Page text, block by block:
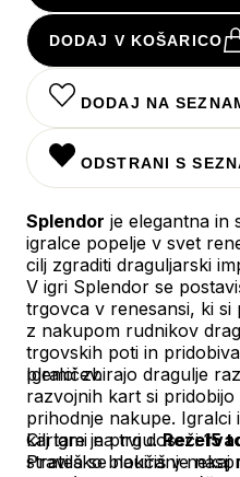
DODAJ V KOŠARICO
DODAJ NA
ODSTRANI S
Splendor je elegantna in
igralce popelje v svet
cilj zgraditi draguljarski
V igri Splendor se
trgovca v renesansi, ki si
z nakupom rudnikov
trgovskih poti in
plemičev.
Igralci zbirajo dragulje
razvojnih kart si
prihodnje nakupe. Igralci
kartami na trgu.
strateško blokiranje
Cilj igre je prvi doseči15
Pravila se naučiš v nekaj